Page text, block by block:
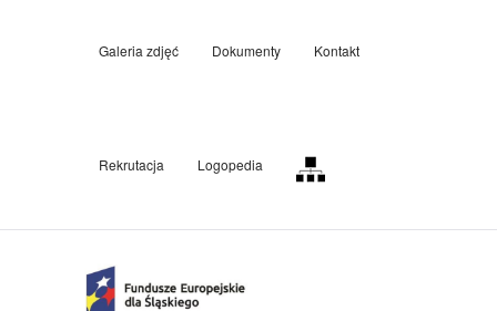
Galeria zdjęć Dokumenty Kontakt
Rekrutacja Logopedia